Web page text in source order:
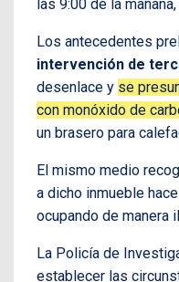
las 9:00 de la
Los antecedentes
intervención de
desenlace y se
con monóxido de
un brasero para
El mismo medio
a dicho inmueble
ocupando de manera
La Policía de
establecer las